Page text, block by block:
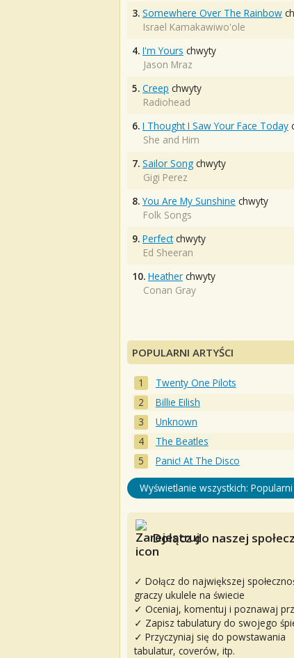
3. Somewhere Over The Rainbow
Israel Kamakawiwo'ole
4. I'm Yours chwyty
Jason Mraz
5. Creep chwyty
Radiohead
6. I Thought I Saw Your Face Today
She and Him
7. Sailor Song chwyty
Gigi Perez
8. You Are My Sunshine chwyty
Folk Songs
9. Perfectchwyty
Ed Sheeran
10. Heather chwyty
Conan Gray
POPULARNI ARTYŚCI
Twenty One Pilots
Billie Eilish
Unknown
The Beatles
Panic! At The Disco
Wyświetlanie wszystkich: Popularni
Dołącz do naszej
✓ Dołącz do największej
graczy ukulele na świecie
✓ Oceniaj, komentuj i poznawaj
✓ Zapisz tabulatury do swojego
✓ Przyczyniaj się do powstawania
tabulatur, coverów, itp.